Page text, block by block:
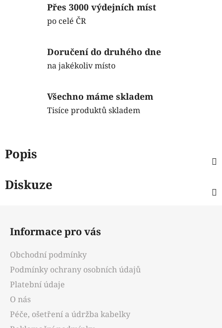
Přes 3000 výdejních míst
po celé ČR
Doručení do druhého dne
na jakékoliv místo
Všechno máme skladem
Tisíce produktů skladem
Popis
Diskuze
Informace pro vás
Obchodní podmínky
Podmínky ochrany osobních údajů
Platební údaje
O nás
Péče, ošetření a údržba kabelky